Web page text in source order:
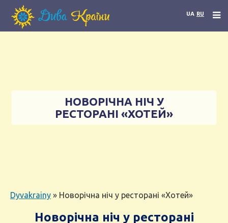
UA RU
НОВОРІЧНА НІЧ У
РЕСТОРАНІ «ХОТЕЙ»
Dyvakrainy » Новорічна ніч у ресторані «Хотей»
Новорічна ніч у ресторані